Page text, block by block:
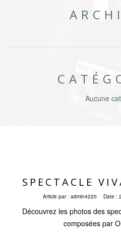
Aucune
SPECTACLE
Article par : admin4220 Date :
Découvrez les photos des
composées par